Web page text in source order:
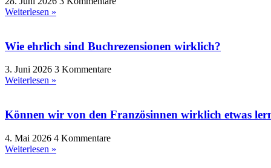
Weiterlesen »
Wie ehrlich sind Buchrezensionen wirklich?
3. Juni 2026 3 Kommentare
Weiterlesen »
Können wir von den Französinnen wirklich etwas
4. Mai 2026 4 Kommentare
Weiterlesen »